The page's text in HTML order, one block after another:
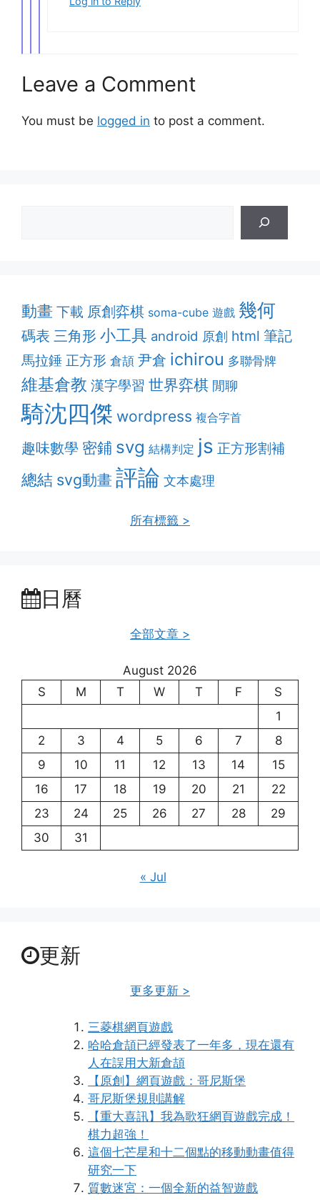
Leave a Comment
You must be logged in to post a comment.
動畫 下載 原創弈棋 soma-cube 遊戲 幾何
碼表 三角形 小工具 android 原創 html 筆記
馬拉錘 正方形 倉頡 尹倉 ichirou 多聯骨牌
維基倉教 漢字學習 世界弈棋 閒聊
騎沈四傑 wordpress 複合字首
趣味數學 密鋪 svg 結構判定 js 正方形割補
總結 svg動畫 評論 文本處理
所有標籤 >
日曆
全部文章 >
August 2026
S
M T W T F
S
1
2
3 4 5 6 7
8
9
10 11 12 13 14
15
16
17 18 19 20 21
22
23
24 25 26 27 28
29
30
31
« Jul
更新
更多更新 >
三菱棋網頁遊戲
哈哈倉頡已經發表了一年多，現在還有
人在誤用大新倉頡
【原創】網頁遊戲：哥尼斯堡
哥尼斯堡規則講解
【重大喜訊】我為歌狂網頁遊戲完成！
棋力超強！
這個七芒星和十二個點的移動動畫值得
研究一下
質數迷宮：一個全新的益智遊戲